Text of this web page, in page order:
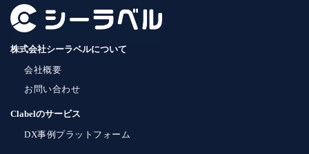
株式会社シーラベルについて
会社概要
お問い合わせ
Clabelのサービス
DX事例プラットフォーム